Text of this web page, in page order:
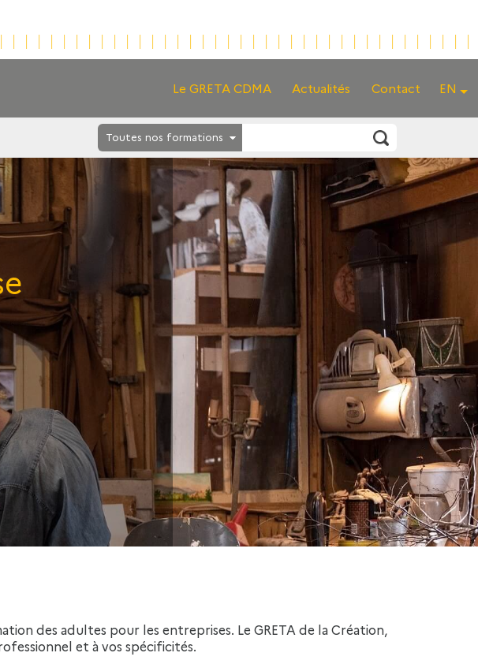
EN
Le GRETA CDMA Actualités Contact
Toutes nos formations
des adultes pour les entreprises. Le GRETA de la Création,
et à vos spécificités.